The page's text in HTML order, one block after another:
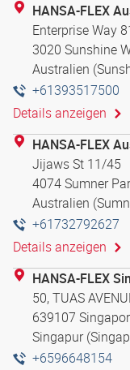
HANSA-FLEX
Enterprise Way
3020 Sunshine
Australien
+61393517500
Details anzeigen
HANSA-FLEX
Jijaws St 11/45
4074 Sumner
Australien
+61732792627
Details anzeigen
HANSA-FLEX
50, TUAS
639107
Singapur
+6596648154